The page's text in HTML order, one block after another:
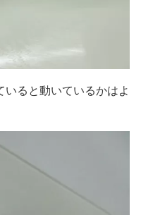
ると動いているかはよ